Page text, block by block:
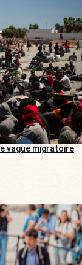
vague migratoire